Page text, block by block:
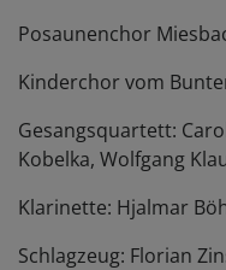
Posaunenchor
Kinderchor vom
Gesangsquartett:
Kobelka, Wolfgang
Klarinette: Hjalmar
Schlagzeug: Florian